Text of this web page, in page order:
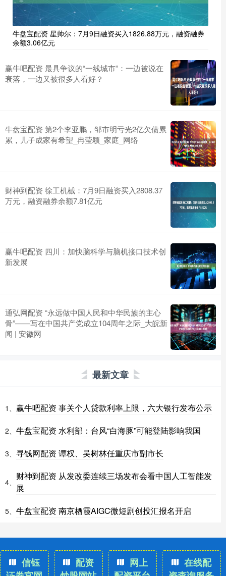
牛盘宝配资 星帅尔：7月9日融资买入1826.88万元，融资融券
余额3.06亿元
赢牛吧配资 最具争议的“一线城市”：一边被说在
衰落，一边又被很多人看好？
牛盘宝配资 第2个李亚鹏，邹市明亏光2亿欠债累
累，儿子成家有希望_冉莹颖_家庭_网络
财神到配资 徐工机械：7月9日融资买入2808.37
万元，融资融券余额7.81亿元
赢牛吧配资 四川：加快脑科学与脑机接口技术创
新发展
通弘网配资 “永远做中国人民和中华民族的主心
骨”——写在中国共产党成立104周年之际_大皖新
闻 | 安徽网
最新文章
1、 赢牛吧配资 事关个人贷款利率上限，六大银行发布公示
2、 牛盘宝配资 水利部：台风“白海豚”可能登陆影响我国
3、 寻钱网配资 谭权、吴树林任重庆市副市长
4、
财神到配资 从发改委连续三场发布会看中国人工智能发
展
5、 牛盘宝配资 南京栖霞AIGC微短剧创投汇报名开启
信钰
配资
网上
在线配